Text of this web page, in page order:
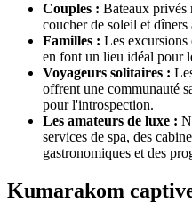
Couples : Bateaux privés
coucher de soleil et dîners
Familles : Les excursions
en font un lieu idéal pour
Voyageurs solitaires :
offrent une communauté
pour l'introspection.
Les amateurs de luxe :
services de spa, des
gastronomiques et des
Kumarakom